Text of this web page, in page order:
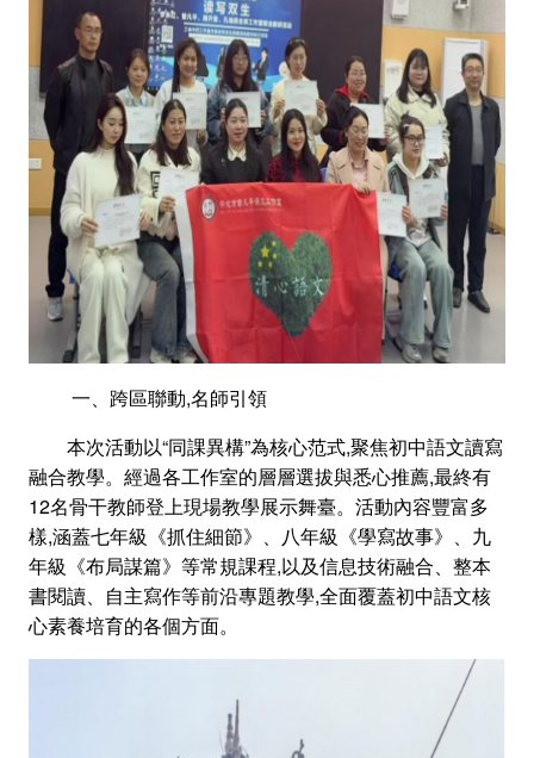
一、跨區聯動,名師引領
本次活動以“同課異構”為核心范式,聚焦初中語文讀寫
融合教學。經過各工作室的層層選拔與悉心推薦,最終有
12名骨干教師登上現場教學展示舞臺。活動內容豐富多
樣,涵蓋七年級《抓住細節》、八年級《學寫故事》、九
年級《布局謀篇》等常規課程,以及信息技術融合、整本
書閱讀、自主寫作等前沿專題教學,全面覆蓋初中語文核
心素養培育的各個方面。